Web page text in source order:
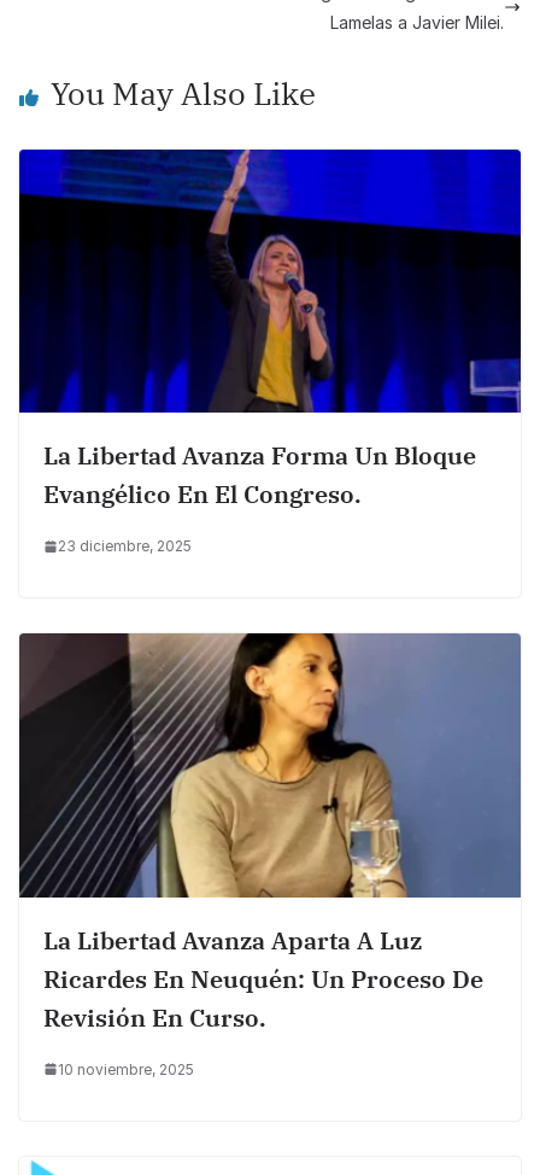
k
Lamelas a Javier Milei.
You May Also Like
La Libertad Avanza Forma Un Bloque
Evangélico En El Congreso.
23 diciembre, 2025
La Libertad Avanza Aparta A Luz
Ricardes En Neuquén: Un Proceso De
Revisión En Curso.
10 noviembre, 2025